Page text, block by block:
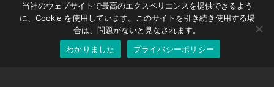
DMC-32
EOS LV補正キャップ
当社のウェブサイトで最高のエクスペリエンスを提供できるよう
に、Cookie を使用しています。このサイトを引き続き使用する場
合は、問題がないと見なされます。
わかりました
プライバシーポリシーJapanese
German